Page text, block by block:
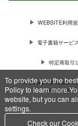
To provide you the
Policy to learn
website, but you can
settings.
Check our
WEBSITE利用
電子書籍サービ
特定商取引
For Overseas
services